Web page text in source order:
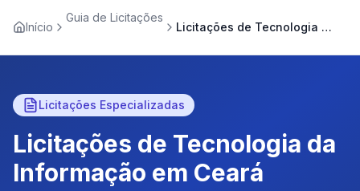
Início
Guia de Licitações
Licitações de Tecnologia da Informação em Ceará
Licitações Especializadas
Licitações de Tecnologia da
Informação em Ceará